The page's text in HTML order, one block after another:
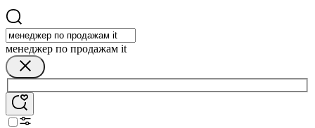
менеджер по продажам it